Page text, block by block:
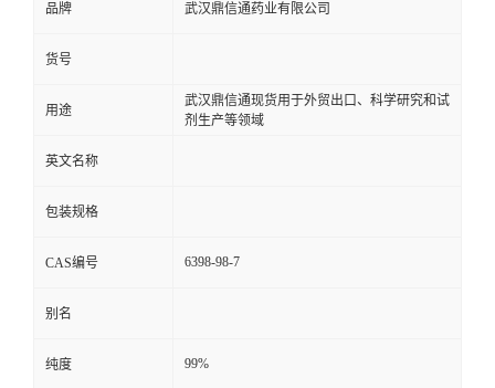
品牌 武汉鼎信通药业有限公司
货号
用途
武汉鼎信通现货用于外贸出口、科学研究和试
剂生产等领域
英文名称
包装规格
CAS编号 6398-98-7
别名
纯度 99%